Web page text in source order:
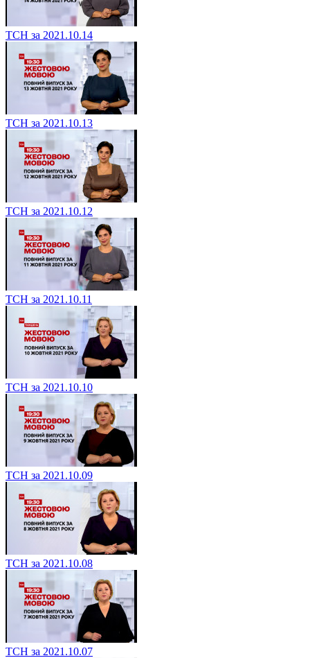
ТСН за 2021.10.14
ТСН за 2021.10.13
ТСН за 2021.10.12
ТСН за 2021.10.11
ТСН за 2021.10.10
ТСН за 2021.10.09
ТСН за 2021.10.08
ТСН за 2021.10.07